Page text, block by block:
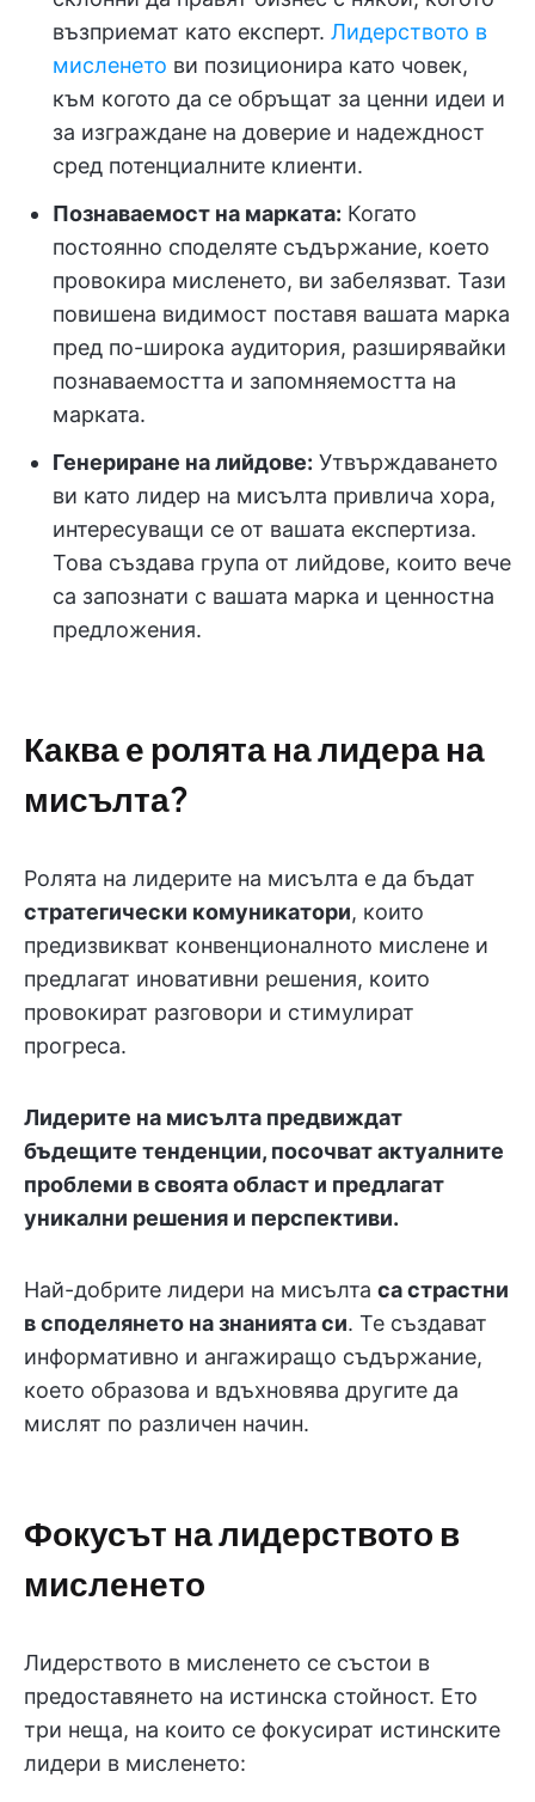
възприемат като експерт. Лидерството в
мисленето ви позиционира като човек,
към когото да се обръщат за ценни идеи и
за изграждане на доверие и надеждност
сред потенциалните клиенти.
Познаваемост на марката: Когато
постоянно споделяте съдържание, което
провокира мисленето, ви забелязват. Тази
повишена видимост поставя вашата марка
пред по-широка аудитория, разширявайки
познаваемостта и запомняемостта на
марката.
Генериране на лийдове: Утвърждаването
ви като лидер на мисълта привлича хора,
интересуващи се от вашата експертиза.
Това създава група от лийдове, които вече
са запознати с вашата марка и ценностна
предложения.
Каква е ролята на лидера на
мисълта?
Ролята на лидерите на мисълта е да бъдат
стратегически комуникатори, които
предизвикват конвенционалното мислене и
предлагат иновативни решения, които
провокират разговори и стимулират
прогреса.
Лидерите на мисълта предвиждат
бъдещите тенденции, посочват актуалните
проблеми в своята област и предлагат
уникални решения и перспективи.
Най-добрите лидери на мисълта са страстни
в споделянето на знанията си. Те създават
информативно и ангажиращо съдържание,
което образова и вдъхновява другите да
мислят по различен начин.
Фокусът на лидерството в
мисленето
Лидерството в мисленето се състои в
предоставянето на истинска стойност. Ето
три неща, на които се фокусират истинските
лидери в мисленето: